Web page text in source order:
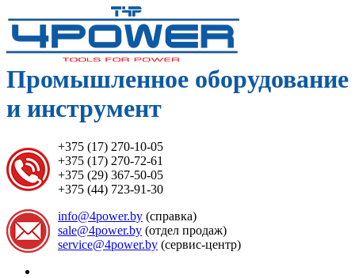
Промышленное оборудование
и инструмент
+375 (17) 270-10-05
+375 (17) 270-72-61
+375 (29) 367-50-05
+375 (44) 723-91-30
info@4power.by (справка)
sale@4power.by (отдел продаж)
service@4power.by (сервис-центр)